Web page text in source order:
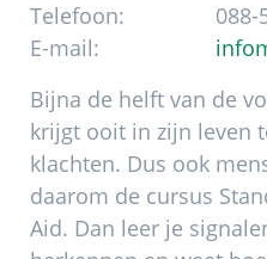
Telefoon:
088-
E-mail:
Bijna de helft van de
krijgt ooit in zijn leven
klachten. Dus ook
daarom de cursus
Aid. Dan leer je